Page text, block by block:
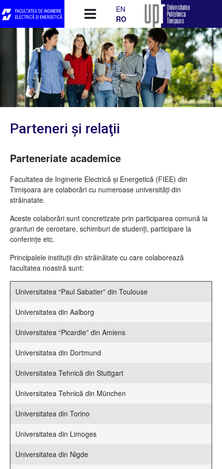
EN
RO
Parteneri şi relaţii
Parteneriate academice
Facultatea de Inginerie Electrică și Energetică (FIEE) din
Timișoara are colaborări cu numeroase universităţi din
străinatate.
Aceste colaborări sunt concretizate prin participarea comună la
granturi de cercetare, schimburi de studenţi, participare la
conferinţe etc.
Principalele instituţii din străinătate cu care colaborează
facultatea noastră sunt:
Universitatea “Paul Sabatier” din Toulouse
Universitatea din Aalborg
Universitatea “Picardie” din Amiens
Universitatea din Dortmund
Universitatea Tehnică din Stuttgart
Universitatea Tehnică din München
Universitatea din Torino
Universitatea din Limoges
Universitatea din Nigde